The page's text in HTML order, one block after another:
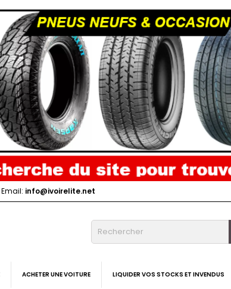
Email: info@ivoirelite.net
ACHETER UNE VOITURE LIQUIDER VOS STOCKS ET INVENDUS